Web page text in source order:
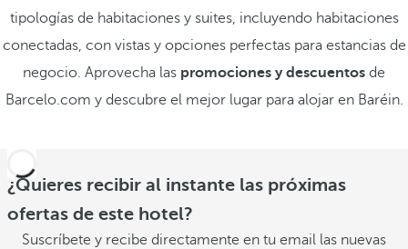
tipologías de habitaciones y suites, incluyendo habitaciones
conectadas, con vistas y opciones perfectas para estancias de
negocio. Aprovecha las promociones y descuentos de
Barcelo.com y descubre el mejor lugar para alojar en Baréin.
¿Quieres recibir al instante las próximas
ofertas de este hotel?
Suscríbete y recibe directamente en tu email las nuevas